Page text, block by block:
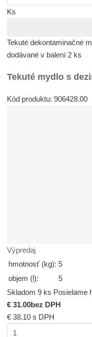
Ks
Tekuté dekontaminačné
dodávané v balení 2 ks
Tekuté mydlo s
Kód produktu: 906428.00
Výpredaj
hmotnosť (kg): 5
objem (l):
5
Skladom 9 ks Posielame
€ 31.00bez DPH
€ 38.10s DPH